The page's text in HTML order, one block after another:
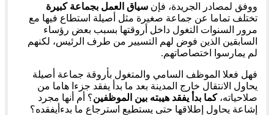
ووفق لمصادر الجريدة، فإن سياق العمل بجماعة كبيرة
تختلف تماما عن جماعة صغيرة مثل أصيلة استطاع فيها مع
مرور السنوات التغول داخل أروقتها بسبب بعض رؤساء
السابقين الذين فوض لهم التسيير من طرف الرئيس، لكنهم
لم يمارسوا اختصاصاتهم.
فهل فعلا الموظف السامي والمتغول بأروقة جماعة أصيلة
يحاول الانتقال خارج المدينة بعد ما بدأ يفقد جزءا هاما من
صلاحياته،كما بدأ يفقد هيبته بين الموظفين؟ أم أنها مجرد
إشاعة يحاول إطلاقها حتى يستطيع استرجاع ما بدءأيفقده؟